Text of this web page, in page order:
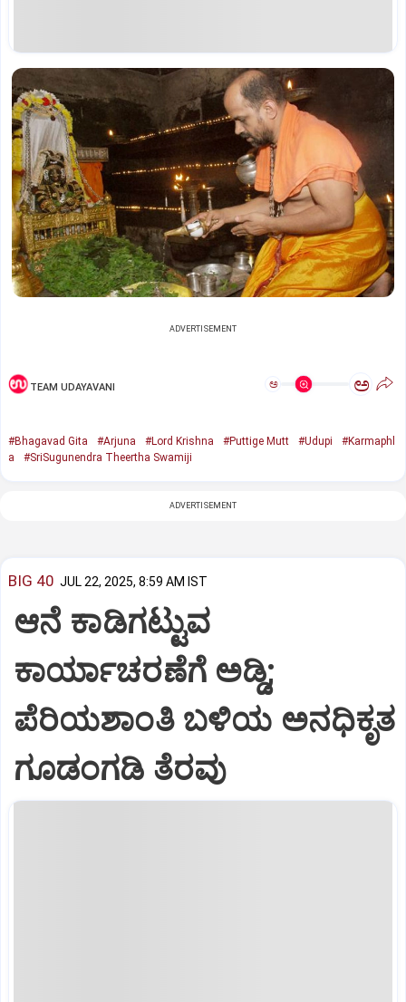
ADVERTISEMENT
TEAM UDAYAVANI ಅ ಅ
#Bhagavad Gita #Arjuna #Lord Krishna #Puttige Mutt #Udupi
#Karmaphl
a
#SriSugunendra Theertha Swamiji
ADVERTISEMENT
BIG 40 JUL 22, 2025, 8:59 AM IST
ಆನೆ ಕಾಡಿಗಟ್ಟುವ
ಕಾರ್ಯಾಚರಣೆಗೆ ಅಡ್ಡಿ;
ಪೆರಿಯಶಾಂತಿ ಬಳಿಯ ಅನಧಿಕೃತ
ಗೂಡಂಗಡಿ ತೆರವು